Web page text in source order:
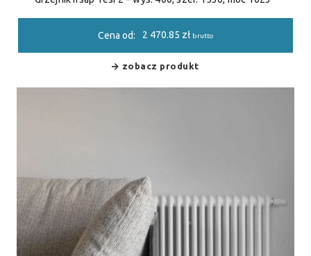
Cena od: 2 470.85 zł brutto
zobacz produkt